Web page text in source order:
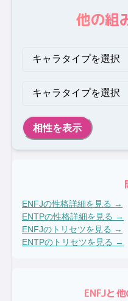
他の組
相性を表示
ENFJの性格詳細を見る →
ENTPの性格詳細を見る →
ENFJのトリセツを見る →
ENTPのトリセツを見る →
ENFJと